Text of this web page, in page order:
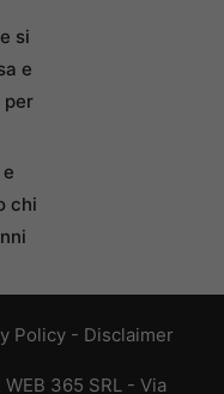
si
e
per
chi
Policy - Disclaimer
365 SRL - Via